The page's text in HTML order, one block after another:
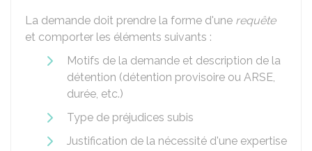
La demande doit prendre la forme d'une requête
et comporter les éléments suivants :
Motifs de la demande et description de la
détention (détention provisoire ou ARSE,
durée, etc.)
Type de préjudices subis
Justification de la nécessité d'une expertise